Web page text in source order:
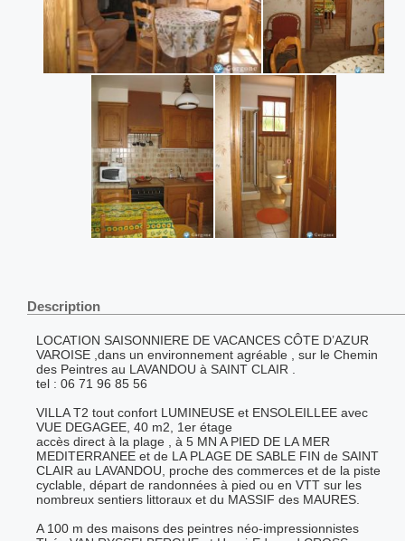
Description
LOCATION SAISONNIERE DE VACANCES CÔTE D’AZUR
VAROISE ,dans un environnement agréable , sur le Chemin
des Peintres au LAVANDOU à SAINT CLAIR .
tel : 06 71 96 85 56
VILLA T2 tout confort LUMINEUSE et ENSOLEILLEE avec
VUE DEGAGEE, 40 m2, 1er étage
accès direct à la plage , à 5 MN A PIED DE LA MER
MEDITERRANEE et de LA PLAGE DE SABLE FIN de SAINT
CLAIR au LAVANDOU, proche des commerces et de la piste
cyclable, départ de randonnées à pied ou en VTT sur les
nombreux sentiers littoraux et du MASSIF des MAURES.
A 100 m des maisons des peintres néo-impressionnistes